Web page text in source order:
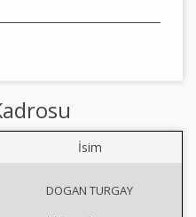
İsim
DOGAN TURGAY